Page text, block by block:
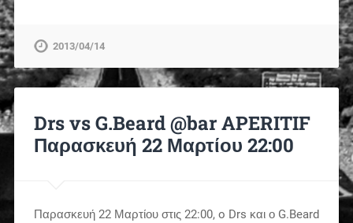
2013/04/14
Drs vs G.Beard @bar APERITIF
Παρασκευή 22 Μαρτίου 22:00
Παρασκευή 22 Μαρτίου στις 22:00, o Drs και ο G.Beard